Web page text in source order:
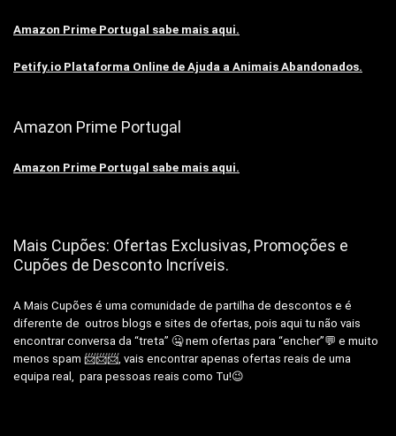
Amazon Prime Portugal sabe mais aqui.
Petify.io Plataforma Online de Ajuda a Animais Abandonados.
Amazon Prime Portugal
Amazon Prime Portugal sabe mais aqui.
Mais Cupões: Ofertas Exclusivas, Promoções e
Cupões de Desconto Incríveis.
A Mais Cupões é uma comunidade de partilha de descontos e é
diferente de outros blogs e sites de ofertas, pois aqui tu não vais
encontrar conversa da “treta” 🤐 nem ofertas para “encher”💬 e muito
menos spam 📨📨📨, vais encontrar apenas ofertas reais de uma
equipa real, para pessoas reais como Tu!😉